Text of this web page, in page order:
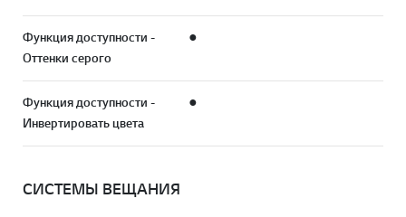
Функция доступности -
Оттенки серого
●
Функция доступности -
Инвертировать цвета
●
СИСТЕМЫ ВЕЩАНИЯ